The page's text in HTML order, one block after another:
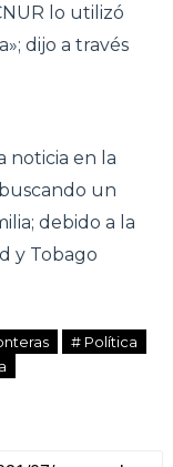
lo utilizó
dijo a través
noticia en la
un
debido a la
y Tobago
# Política